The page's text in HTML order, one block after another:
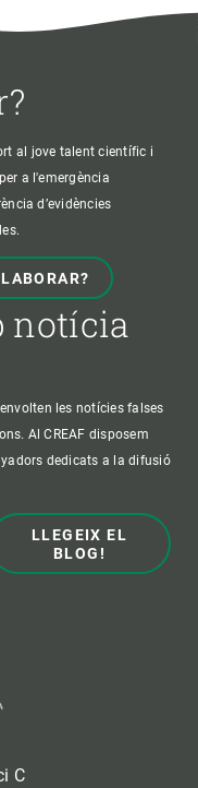
al jove talent científic i
a l'emergència
d’evidències
notícia
les notícies falses
Al CREAF disposem
dedicats a la difusió
LLEGEIX EL
BLOG!
C